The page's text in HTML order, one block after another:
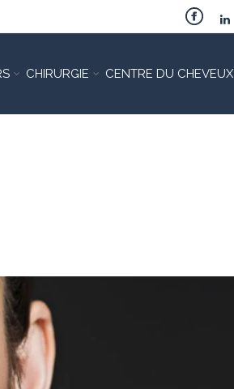
CHIRURGIE CENTRE DU CHEVEUX